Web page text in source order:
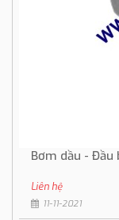
Bơm dầu - Đầu
Liên hệ
11-11-2021